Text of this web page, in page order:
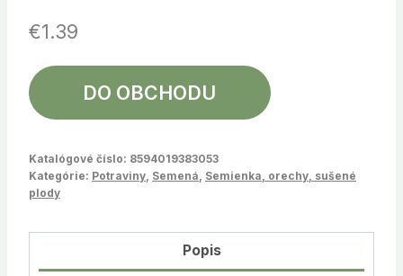
€1.39
DO OBCHODU
Katalógové číslo: 8594019383053
Kategórie: Potraviny, Semená, Semienka, orechy, sušené
plody
Popis